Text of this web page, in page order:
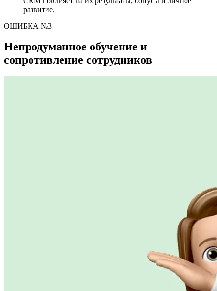
развитие.
ОШИБКА №3
Непродуманное обучение и
сопротивление сотрудников